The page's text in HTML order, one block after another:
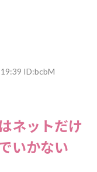
ID:bcbM
ネットだけ
いかない